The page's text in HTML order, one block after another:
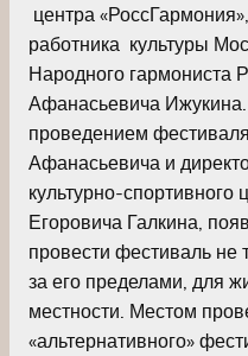
центра
работника культуры
Народного гармониста
Афанасьевича
проведением
Афанасьевича и
культурно-спортивного
Егоровича Галкина,
провести фестиваль не
за его пределами, для
местности. Местом
«альтернативного»